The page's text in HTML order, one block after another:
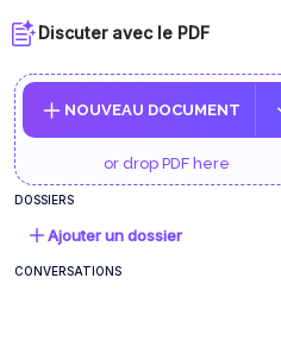
Discuter avec le PDF
NOUVEAU DOCUMENT
or drop PDF here
DOSSIERS
Ajouter un dossier
CONVERSATIONS